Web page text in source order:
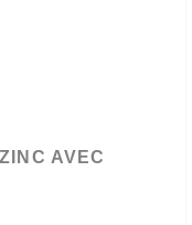
AVEC